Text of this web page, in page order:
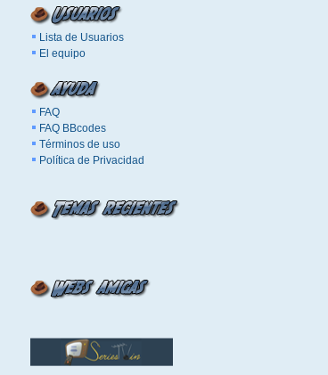
Lista de Usuarios
El equipo
FAQ
FAQ BBcodes
Términos de uso
Política de Privacidad